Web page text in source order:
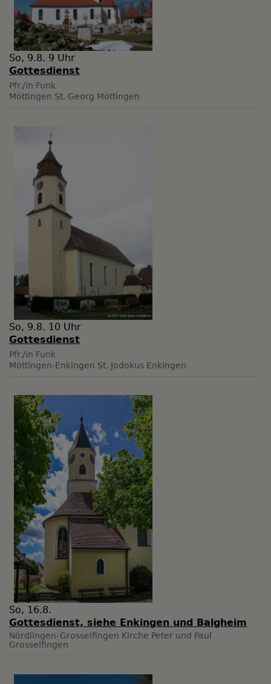
So, 9.8. 9 Uhr
Gottesdienst
Pfr./in Funk
Möttingen St. Georg Möttingen
So, 9.8. 10 Uhr
Gottesdienst
Pfr./in Funk
Möttingen-Enkingen St. Jodokus Enkingen
So, 16.8.
Gottesdienst, siehe Enkingen und Balgheim
Nördlingen-Grosselfingen Kirche Peter und Paul
Grosselfingen